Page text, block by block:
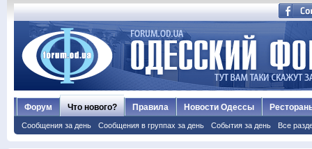
Форум Что нового?
Сообщения за день Сообщения в группах за день События за день Все
Правила Новости Одессы